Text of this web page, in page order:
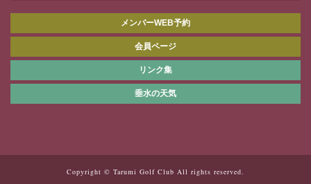
メンバーWEB予約
会員ページ
リンク集
垂水の天気
Copyright © Tarumi Golf Club All rights reserved.